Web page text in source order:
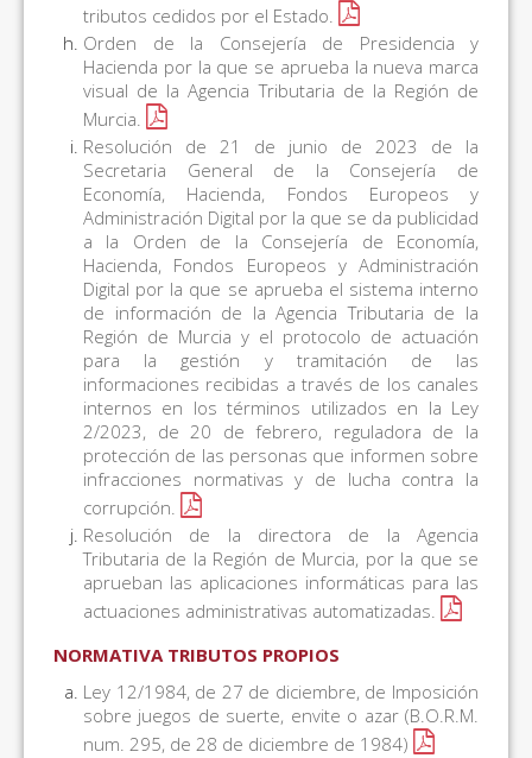
tributos cedidos por el Estado.
Orden de la Consejería de Presidencia y
Hacienda por la que se aprueba la nueva marca
visual de la Agencia Tributaria de la Región de
Murcia.
Resolución de 21 de junio de 2023 de la
Secretaria General de la Consejería de
Economía, Hacienda, Fondos Europeos y
Administración Digital por la que se da publicidad
a la Orden de la Consejería de Economía,
Hacienda, Fondos Europeos y Administración
Digital por la que se aprueba el sistema interno
de información de la Agencia Tributaria de la
Región de Murcia y el protocolo de actuación
para la gestión y tramitación de las
informaciones recibidas a través de los canales
internos en los términos utilizados en la Ley
2/2023, de 20 de febrero, reguladora de la
protección de las personas que informen sobre
infracciones normativas y de lucha contra la
corrupción.
Resolución de la directora de la Agencia
Tributaria de la Región de Murcia, por la que se
aprueban las aplicaciones informáticas para las
actuaciones administrativas automatizadas.
NORMATIVA TRIBUTOS PROPIOS
Ley 12/1984, de 27 de diciembre, de Imposición
sobre juegos de suerte, envite o azar (B.O.R.M.
num. 295, de 28 de diciembre de 1984)